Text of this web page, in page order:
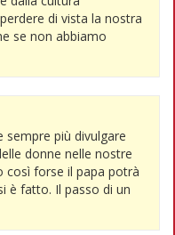
di vista la nostra
se non abbiamo
più divulgare
donne nelle nostre
così forse il papa potrà
è fatto. Il passo di un